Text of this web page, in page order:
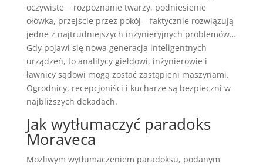
oczywiste − rozpoznanie twarzy, podniesienie
ołówka, przejście przez pokój – faktycznie rozwiązują
jedne z najtrudniejszych inżynieryjnych problemów…
Gdy pojawi się nowa generacja inteligentnych
urządzeń, to analitycy giełdowi, inżynierowie i
ławnicy sądowi mogą zostać zastąpieni maszynami.
Ogrodnicy, recepcjoniści i kucharze są bezpieczni w
najbliższych dekadach.
Jak wytłumaczyć paradoks
Moraveca
Możliwym wytłumaczeniem paradoksu, podanym